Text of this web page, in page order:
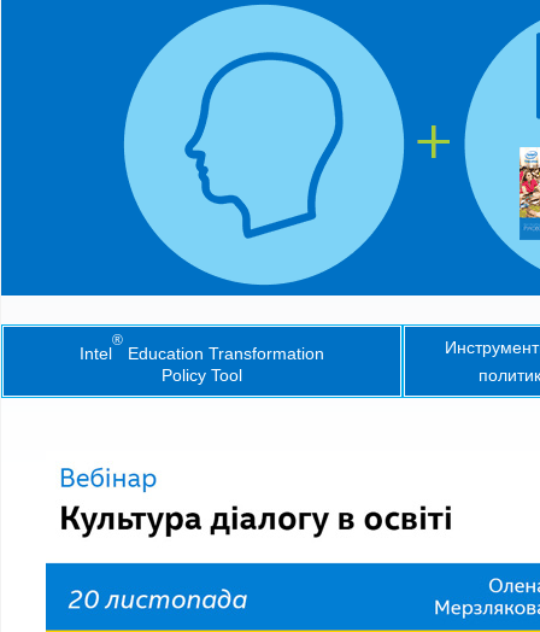
Intel
®
Education Transformation
Policy Tool
INTEL®